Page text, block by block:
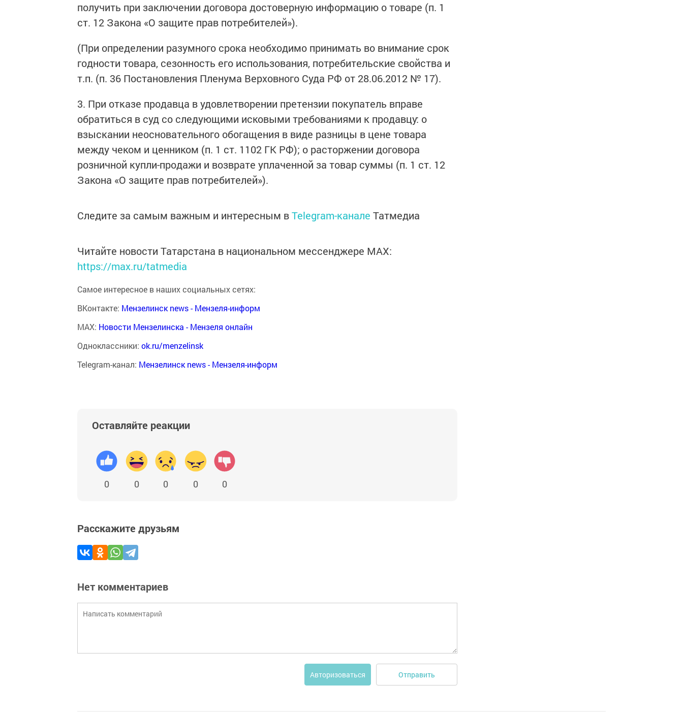
получить при заключении договора достоверную информацию о товаре (п. 1
ст. 12 Закона «О защите прав потребителей»).
(При определении разумного срока необходимо принимать во внимание срок
годности товара, сезонность его использования, потребительские свойства и
т.п. (п. 36 Постановления Пленума Верховного Суда РФ от 28.06.2012 № 17).
3. При отказе продавца в удовлетворении претензии покупатель вправе
обратиться в суд со следующими исковыми требованиями к продавцу: о
взыскании неосновательного обогащения в виде разницы в цене товара
между чеком и ценником (п. 1 ст. 1102 ГК РФ); о расторжении договора
розничной купли-продажи и возврате уплаченной за товар суммы (п. 1 ст. 12
Закона «О защите прав потребителей»).
Следите за самым важным и интересным вTelegram-канале Татмедиа
Читайте новости Татарстана в национальном мессенджере MАХ:
https://max.ru/tatmedia
Самое интересное в наших социальных сетях:
ВКонтакте: Мензелинск news - Мензеля-информ
MAX: Новости Мензелинска - Мензеля онлайн
Одноклассники: ok.ru/menzelinsk
Telegram-канал: Мензелинск news - Мензеля-информ
Оставляйте реакции
0 0 0 0 0
Расскажите друзьям
Нет комментариев
Авторизоваться Отправить